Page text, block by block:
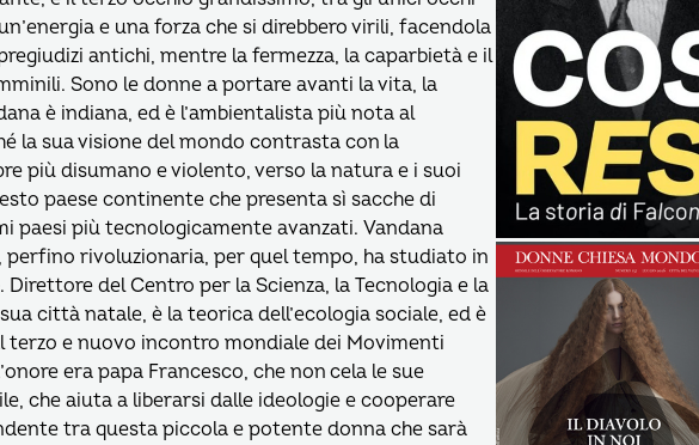
e una forza che si direbbero virili, facendola
antichi, mentre la fermezza, la caparbietà e il
Sono le donne a portare avanti la vita, la
è indiana, ed è l’ambientalista più nota al
la sua visione del mondo contrasta con la
più disumano e violento, verso la natura e i suoi
paese continente che presenta sì sacche di
più tecnologicamente avanzati. Vandana
rivoluzionaria, per quel tempo, ha studiato in
del Centro per la Scienza, la Tecnologia e la
città natale, è la teorica dell’ecologia sociale, ed è
terzo e nuovo incontro mondiale dei Movimenti
era papa Francesco, che non cela le sue
che aiuta a liberarsi dalle ideologie e cooperare
tra questa piccola e potente donna che sarà